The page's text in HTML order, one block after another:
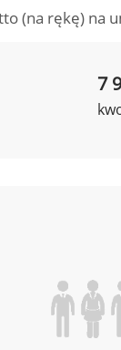
(na rękę) na
7